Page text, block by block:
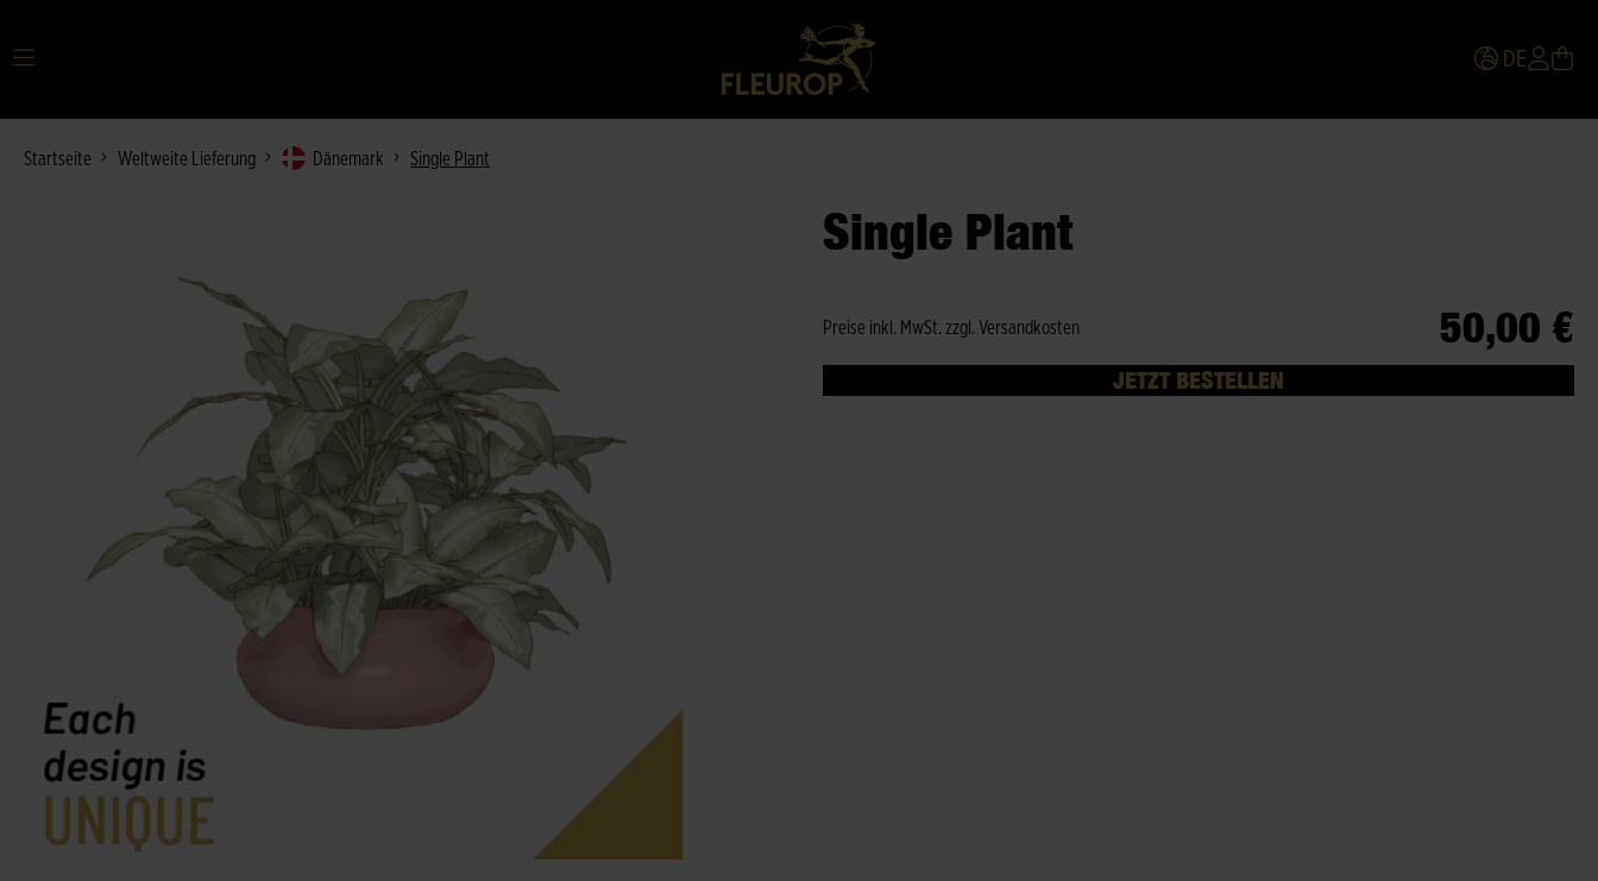
DE
Startseite Weltweite Lieferung Dänemark Single Plant
Single Plant
50,00 €
Preise inkl. MwSt. zzgl. Versandkosten
JETZT BESTELLEN